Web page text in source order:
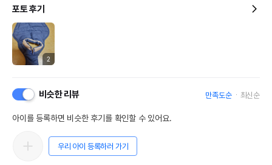
포토 후기
2
비슷한 리뷰 만족도순 최신순
아이를 등록하면 비슷한 후기를 확인할 수 있어요.
우리 아이 등록하러 가기